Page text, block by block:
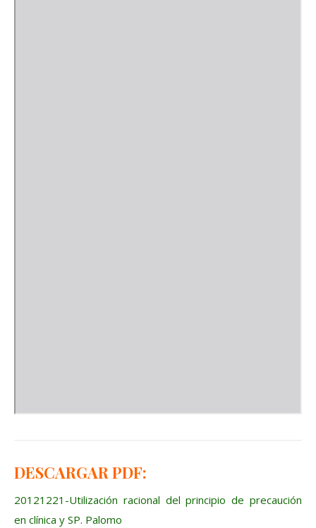
DESCARGAR PDF:
20121221-Utilización racional del principio de precaución
en clínica y SP. Palomo